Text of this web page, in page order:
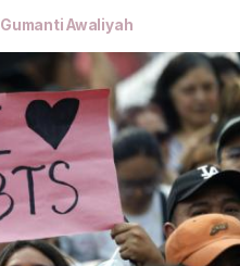
Gumanti Awaliyah